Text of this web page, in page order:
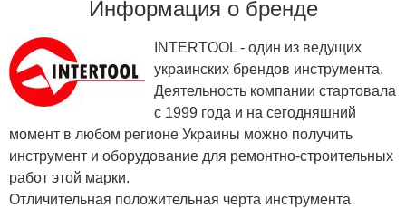
Информация о бренде
INTERTOOL - один из ведущих
украинских брендов инструмента.
Деятельность компании стартовала
с 1999 года и на сегодняшний
момент в любом регионе Украины можно получить
инструмент и оборудование для ремонтно-строительных
работ этой марки.
Отличительная положительная черта инструмента